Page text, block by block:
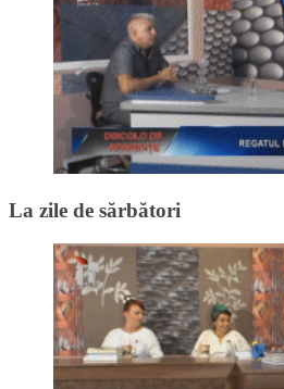
La zile de sărbători